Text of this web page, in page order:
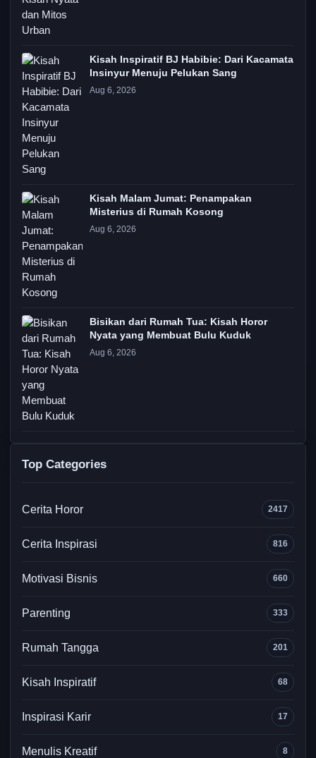
Kisah Inspiratif BJ Habibie: Dari Kacamata
Insinyur Menuju Pelukan Sang
Aug 6, 2026
Kisah Malam Jumat: Penampakan
Misterius di Rumah Kosong
Aug 6, 2026
Bisikan dari Rumah Tua: Kisah Horor
Nyata yang Membuat Bulu Kuduk
Aug 6, 2026
Top Categories
Cerita Horor 2417
Cerita Inspirasi 816
Motivasi Bisnis 660
Parenting 333
Rumah Tangga 201
Kisah Inspiratif 68
Inspirasi Karir 17
Menulis Kreatif 8